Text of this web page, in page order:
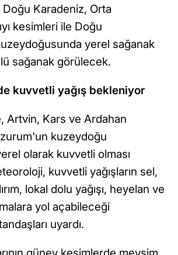
Doğu Karadeniz, Orta
kesimleri ile Doğu
yerel sağanak
sağanak görülecek.
kuvvetli yağış bekleniyor
Artvin, Kars ve Ardahan
kuzeydoğu
olarak kuvvetli olması
kuvvetli yağışların sel,
lokal dolu yağışı, heyelan ve
yol açabileceği
uyardı.